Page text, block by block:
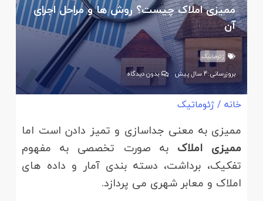
ممیزی املاک چیست؟ روش ها و مراحل اجرای
آن
ژئوماتیک
بروزرسانی:4 سال پیش بدون دیدگاه
خانه /ژئوماتیک
ممیزی به معنی جداسازی و تمیز دادن است اما
ممیزی املاک به صورت تخصصی به مفهوم
تفکیک، برداشت، دسته بندی آمار و داده های
املاک و معابر شهری می پردازد.